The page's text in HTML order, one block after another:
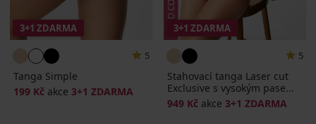
3+1 ZDARMA
5
Tanga Simple
199 Kč akce 3+1 ZDARMA
3+1 ZDARMA
5
Stahovací tanga Laser cut
Exclusive s vysokým pase...
949 Kč akce 3+1 ZDARMA